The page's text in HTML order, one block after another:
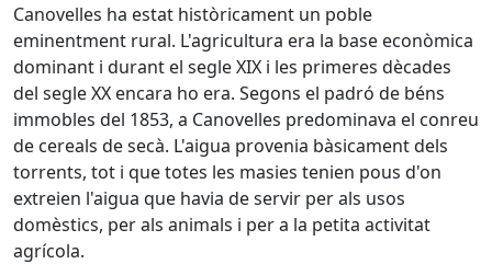
Canovelles ha estat històricament un poble
eminentment rural. L'agricultura era la base econòmica
dominant i durant el segle XIX i les primeres dècades
del segle XX encara ho era. Segons el padró de béns
immobles del 1853, a Canovelles predominava el conreu
de cereals de secà. L'aigua provenia bàsicament dels
torrents, tot i que totes les masies tenien pous d'on
extreien l'aigua que havia de servir per als usos
domèstics, per als animals i per a la petita activitat
agrícola.